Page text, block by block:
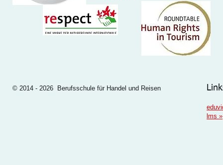
© 2014 - 2026 Berufsschule für Handel und Reisen
lms »